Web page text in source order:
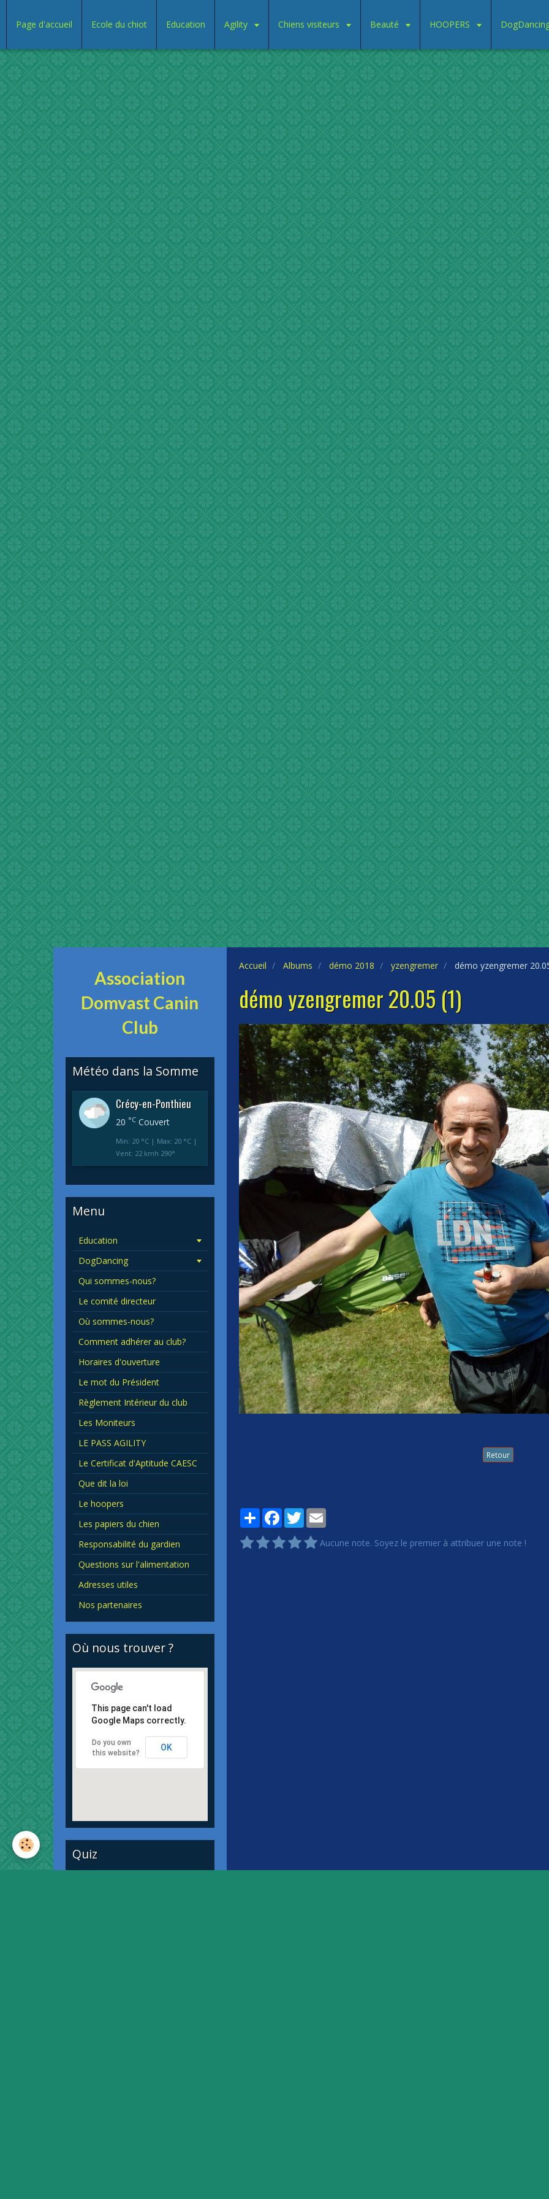
Page d'accueil Ecole du chiot Education Agility Chiens visiteurs Beauté HOOPERS
Accueil Albums démo 2018 yzengremer démo yzengremer
démo yzengremer 20.05 (1)
Retour
PartagerFacebook
TwitterEmail
Aucune note. Soyez le premier à attribuer une note !
Association
Domvast Canin
Club
Météo dans la Somme
Crécy-en-Ponthieu
20 °C Couvert
Min: 20 °C | Max: 20 °C |
Vent: 22 kmh 290°
Menu
Education
DogDancing
Qui sommes-nous?
Le comité directeur
Où sommes-nous?
Comment adhérer au club?
Horaires d'ouverture
Le mot du Président
Règlement Intérieur du club
Les Moniteurs
LE PASS AGILITY
Le Certificat d'Aptitude CAESC
Que dit la loi
Le hoopers
Les papiers du chien
Responsabilité du gardien
Questions sur l'alimentation
Adresses utiles
Nos partenaires
Où nous trouver ?
This page can't load
Google Maps correctly.
Do you own
this website?
OK
Quiz